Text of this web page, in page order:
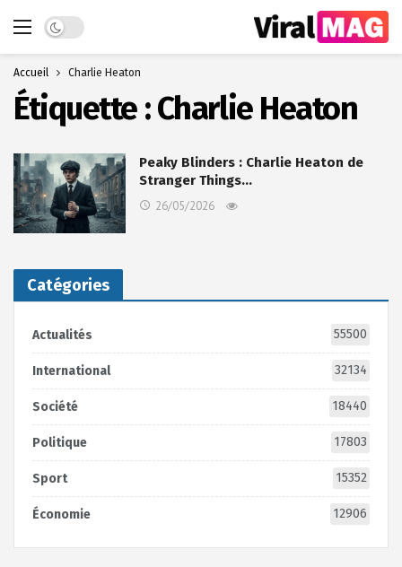
Dark mode
Accueil Charlie Heaton
Étiquette :Charlie Heaton
Peaky Blinders : Charlie Heaton de
Stranger Things…
26/05/2026
Catégories
Actualités 55500
International 32134
Société 18440
Politique 17803
Sport 15352
Économie 12906